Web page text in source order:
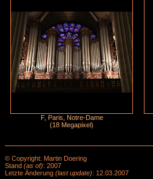
F, Paris, Notre-Dame
(18 Megapixel)
© Copyright: Martin Doering
Stand (as of): 2007
Letzte Änderung (last update): 12.03.2007